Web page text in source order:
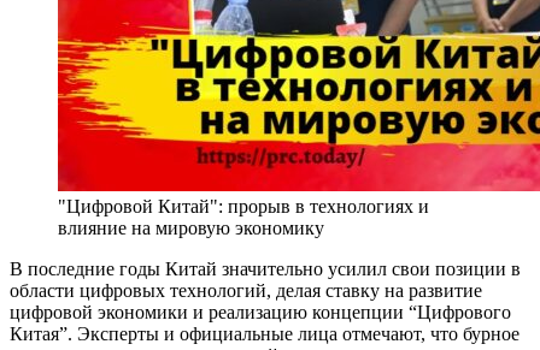
"Цифровой Китай": прорыв в технологиях и
влияние на мировую экономику
В последние годы Китай значительно усилил свои позиции в
области цифровых технологий, делая ставку на развитие
цифровой экономики и реализацию концепции “Цифрового
Китая”. Эксперты и официальные лица отмечают, что бурное